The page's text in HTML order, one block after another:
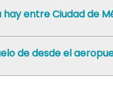
entre Ciudad de
de desde el